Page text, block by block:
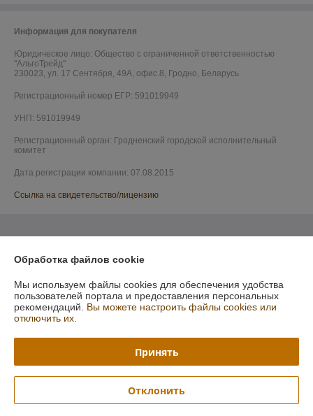
Информация для покупателя
Юридическое лицо: Общество с ограниченной ответственностью
"АльгоТрейд"
230023, ул. 17 Сентября, 49А, офис.8, Гродно, Беларусь
Регистрационный номер ЕГР: 591019949
УНП: 591019949
Регистрационный орган: Гродненский городской исполнительный
комитет
Дата регистрации компании: 07.08.2015
Ссылка на свидетельство/лицензию
Обработка файлов cookie
Мы используем файлы cookies для обеспечения удобства
пользователей портала и предоставления персональных
рекомендаций. Вы можете настроить файлы cookies или
отключить их.
Принять
Отклонить